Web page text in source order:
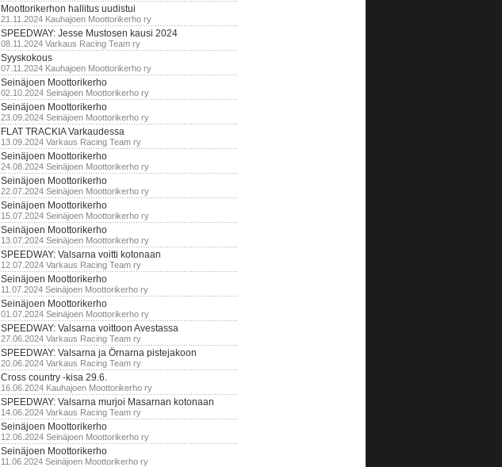
Moottorikerhon hallitus uudistui
21.11.2024 Kauhajoen Moottorikerho ry
SPEEDWAY: Jesse Mustosen kausi 2024
08.11.2024 Varkaus Racing Team ry
Syyskokous
07.11.2024 Kauhajoen Moottorikerho ry
Seinäjoen Moottorikerho
02.10.2024 Seinäjoen Moottorikerho ry
Seinäjoen Moottorikerho
23.09.2024 Seinäjoen Moottorikerho ry
FLAT TRACKIA Varkaudessa
13.09.2024 Varkaus Racing Team ry
Seinäjoen Moottorikerho
24.08.2024 Seinäjoen Moottorikerho ry
Seinäjoen Moottorikerho
22.07.2024 Seinäjoen Moottorikerho ry
Seinäjoen Moottorikerho
15.07.2024 Seinäjoen Moottorikerho ry
Seinäjoen Moottorikerho
13.07.2024 Seinäjoen Moottorikerho ry
SPEEDWAY: Valsarna voitti kotonaan
12.07.2024 Varkaus Racing Team ry
Seinäjoen Moottorikerho
11.07.2024 Seinäjoen Moottorikerho ry
Seinäjoen Moottorikerho
01.07.2024 Seinäjoen Moottorikerho ry
SPEEDWAY: Valsarna voittoon Avestassa
27.06.2024 Varkaus Racing Team ry
SPEEDWAY: Valsarna ja Örnarna pistejakoon
20.06.2024 Varkaus Racing Team ry
Cross country -kisa 29.6.
16.06.2024 Kauhajoen Moottorikerho ry
SPEEDWAY: Valsarna murjoi Masarnan kotonaan
14.06.2024 Varkaus Racing Team ry
Seinäjoen Moottorikerho
12.06.2024 Seinäjoen Moottorikerho ry
Seinäjoen Moottorikerho
11.06.2024 Seinäjoen Moottorikerho ry